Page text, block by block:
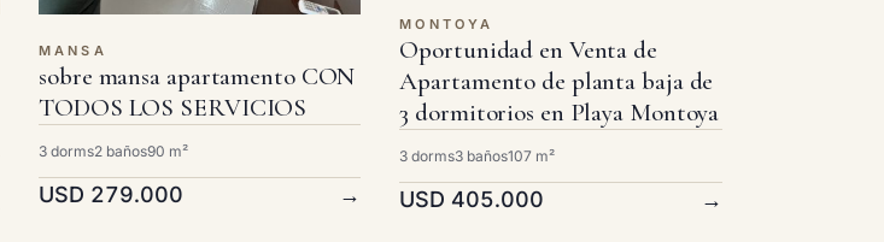
MANSA
sobre mansa apartamento CON
TODOS LOS SERVICIOS
3 dorms2 baños90 m²
USD 279.000 →
MONTOYA
Oportunidad en Venta de
Apartamento de planta baja de
3 dormitorios en Playa Montoya
3 dorms3 baños107 m²
USD 405.000 →